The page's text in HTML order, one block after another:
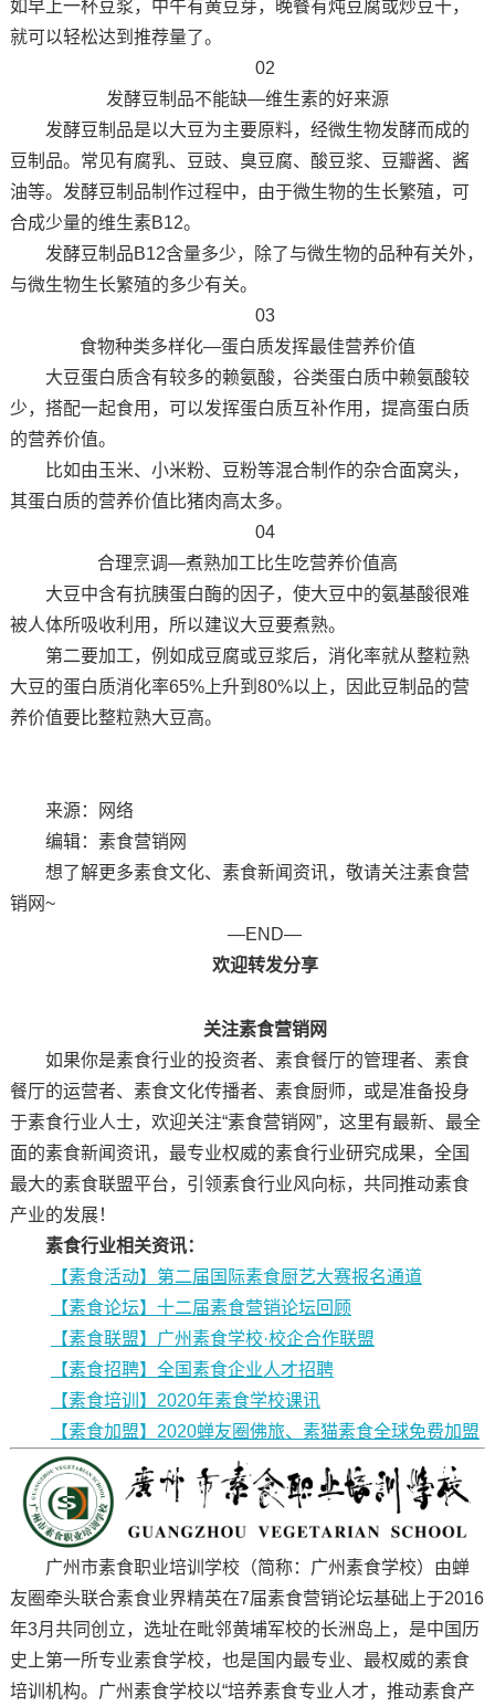
如早上一杯豆浆，中午有黄豆芽，晚餐有炖豆腐或炒豆干，
就可以轻松达到推荐量了。
02
发酵豆制品不能缺—维生素的好来源
发酵豆制品是以大豆为主要原料，经微生物发酵而成的
豆制品。常见有腐乳、豆豉、臭豆腐、酸豆浆、豆瓣酱、酱
油等。发酵豆制品制作过程中，由于微生物的生长繁殖，可
合成少量的维生素B12。
发酵豆制品B12含量多少，除了与微生物的品种有关外，
与微生物生长繁殖的多少有关。
03
食物种类多样化—蛋白质发挥最佳营养价值
大豆蛋白质含有较多的赖氨酸，谷类蛋白质中赖氨酸较
少，搭配一起食用，可以发挥蛋白质互补作用，提高蛋白质
的营养价值。
比如由玉米、小米粉、豆粉等混合制作的杂合面窝头，
其蛋白质的营养价值比猪肉高太多。
04
合理烹调—煮熟加工比生吃营养价值高
大豆中含有抗胰蛋白酶的因子，使大豆中的氨基酸很难
被人体所吸收利用，所以建议大豆要煮熟。
第二要加工，例如成豆腐或豆浆后，消化率就从整粒熟
大豆的蛋白质消化率65%上升到80%以上，因此豆制品的营
养价值要比整粒熟大豆高。
来源：网络
编辑：素食营销网
想了解更多素食文化、素食新闻资讯，敬请关注素食营
销网~
—END—
欢迎转发分享
关注素食营销网
如果你是素食行业的投资者、素食餐厅的管理者、素食
餐厅的运营者、素食文化传播者、素食厨师，或是准备投身
于素食行业人士，欢迎关注“素食营销网”，这里有最新、最全
面的素食新闻资讯，最专业权威的素食行业研究成果，全国
最大的素食联盟平台，引领素食行业风向标，共同推动素食
产业的发展！
素食行业相关资讯：
【素食活动】第二届国际素食厨艺大赛报名通道
【素食论坛】十二届素食营销论坛回顾
【素食联盟】广州素食学校·校企合作联盟
【素食招聘】全国素食企业人才招聘
【素食培训】2020年素食学校课讯
【素食加盟】2020蝉友圈佛旅、素猫素食全球免费加盟
广州市素食职业培训学校（简称：广州素食学校）由蝉
友圈牵头联合素食业界精英在7届素食营销论坛基础上于2016
年3月共同创立，选址在毗邻黄埔军校的长洲岛上，是中国历
史上第一所专业素食学校，也是国内最专业、最权威的素食
培训机构。广州素食学校以“培养素食专业人才，推动素食产